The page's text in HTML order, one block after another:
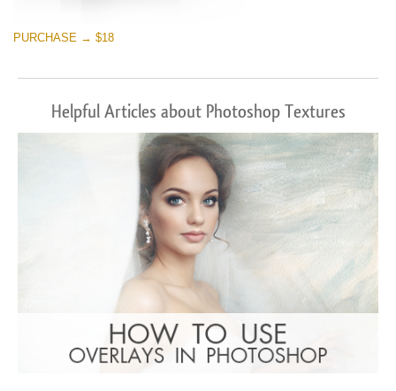
PURCHASE → $18
Helpful Articles about Photoshop Textures